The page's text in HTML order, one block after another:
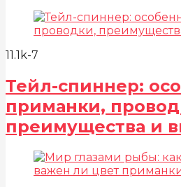
11.1k-7
Тейл-спиннер:
приманки,
преимущества и